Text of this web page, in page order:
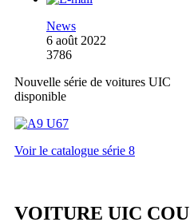
News
6 août 2022
3786
Nouvelle série de voitures UIC
disponible
Voir le catalogue série 8
VOITURE UIC